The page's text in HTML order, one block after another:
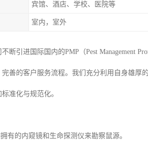
宾馆、酒店、学校、医院等
室内，室外
断引进国际国内的PMP（Pest Management
善的客户服务流程。我们充分利用自身雄厚
准化与规范化。
有的内窥镜和生命探测仪来勘察鼠源。